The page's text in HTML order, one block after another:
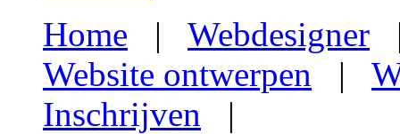
Home | Webdesigner
Website ontwerpen |
Inschrijven |